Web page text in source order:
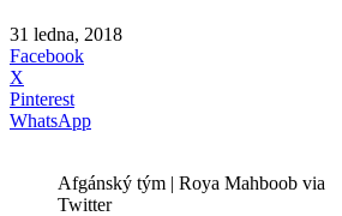
31 ledna, 2018
Facebook
X
Pinterest
WhatsApp
Afgánský tým | Roya Mahboob via
Twitter